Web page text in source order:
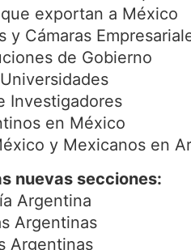
exportan a México
y Cámaras
de Gobierno
Investigadores
en México
y Mexicanos en
nuevas secciones:
Argentina
Argentinas
Argentinas